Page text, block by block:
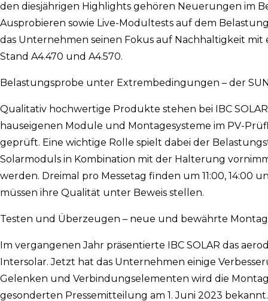
den diesjährigen Highlights gehören Neuerungen im
Ausprobieren sowie Live-Modultests auf dem
das Unternehmen seinen Fokus auf Nachhaltigkeit mit
Stand A4.470 und A4.570.
Belastungsprobe unter Extrembedingungen – der
Qualitativ hochwertige Produkte stehen bei IBC
hauseigenen Module und Montagesysteme im PV-
geprüft. Eine wichtige Rolle spielt dabei der
Solarmoduls in Kombination mit der Halterung
werden. Dreimal pro Messetag finden um 11:00, 14:00
müssen ihre Qualität unter Beweis stellen.
Testen und Überzeugen – neue und bewährte
Im vergangenen Jahr präsentierte IBC SOLAR das
Intersolar. Jetzt hat das Unternehmen einige
Gelenken und Verbindungselementen wird die
gesonderten Pressemitteilung am 1. Juni 2023 bekannt.